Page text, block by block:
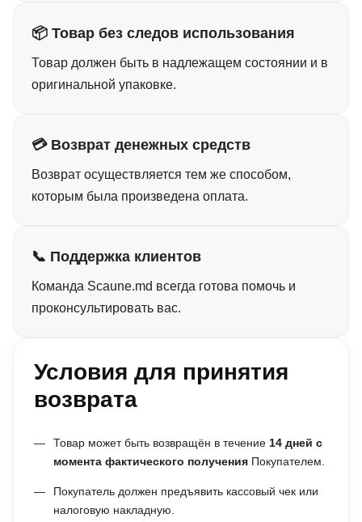
📦 Товар без следов использования
Товар должен быть в надлежащем состоянии и в
оригинальной упаковке.
💳 Возврат денежных средств
Возврат осуществляется тем же способом,
которым была произведена оплата.
📞 Поддержка клиентов
Команда Scaune.md всегда готова помочь и
проконсультировать вас.
Условия для принятия
возврата
Товар может быть возвращён в течение 14 дней с
момента фактического получения Покупателем.
Покупатель должен предъявить кассовый чек или
налоговую накладную.